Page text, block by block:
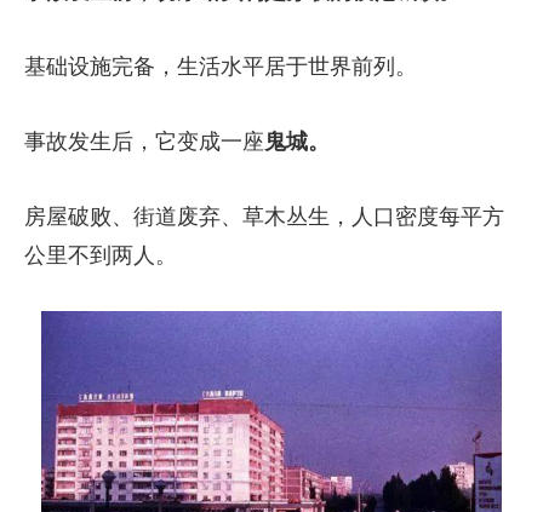
基础设施完备，生活水平居于世界前列。
事故发生后，它变成一座 鬼城。
房屋破败、街道废弃、草木丛生，人口密度每平方
公里不到两人。